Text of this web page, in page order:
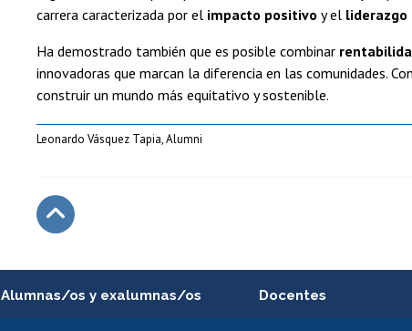
carrera caracterizada por el impacto positivo y el liderazgo
Ha demostrado también que es posible combinar
innovadoras que marcan la diferencia en las comunidades.
construir un mundo más equitativo y sostenible.
Leonardo Vásquez Tapia, Alumni
Alumnas/os y exalumnas/os Docentes